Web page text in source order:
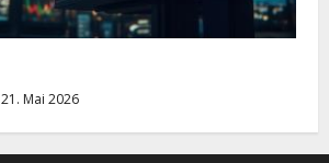
21. Mai 2026